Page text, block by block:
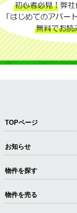
TOPページ
お知らせ
物件を探す
物件を売る